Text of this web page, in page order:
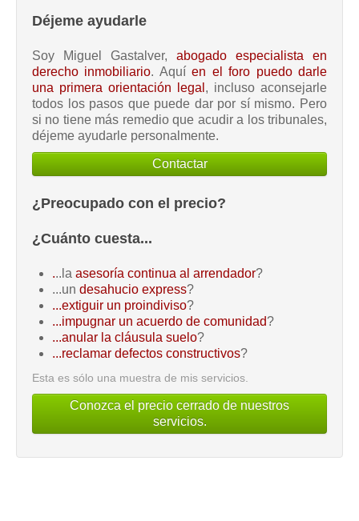
Déjeme ayudarle
Soy Miguel Gastalver, abogado especialista en
derecho inmobiliario. Aquíen el foro puedo darle
una primera orientación legal , incluso aconsejarle
todos los pasos que puede dar por sí mismo. Pero
si no tiene más remedio que acudir a los tribunales,
déjeme ayudarle personalmente.
Contactar
¿Preocupado con el precio?
¿Cuánto cuesta...
...la asesoría continua al arrendador?
...un desahucio express?
...extiguir un proindiviso?
...impugnar un acuerdo de comunidad?
...anular la cláusula suelo?
...reclamar defectos constructivos?
Esta es sólo una muestra de mis servicios.
Conozca el precio cerrado de nuestros
servicios.